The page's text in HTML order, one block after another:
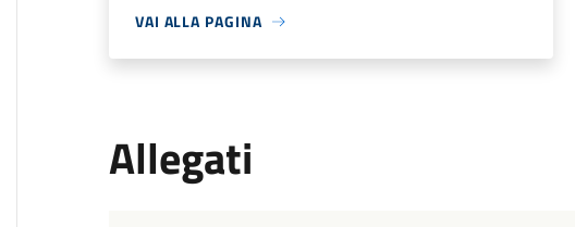
VAI ALLA PAGINA
Allegati